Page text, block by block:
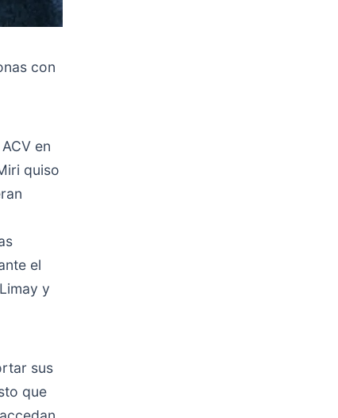
con
en
quiso
el
y
sus
que